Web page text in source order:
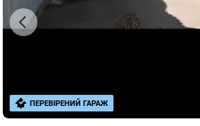
ПЕРЕВІРЕНИЙ ГАРАЖ